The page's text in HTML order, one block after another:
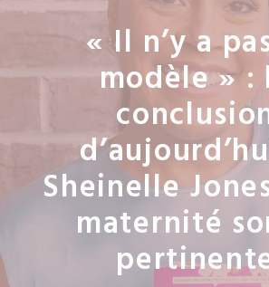
« Il n’y a
modèle » :
Sheinelle
maternité